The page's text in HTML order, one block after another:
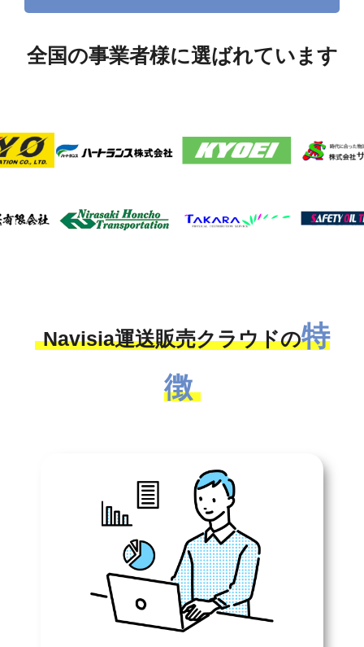
お問い合わせ
全国の事業者様に選ばれています
Navisia運送販売クラウドの特
徴